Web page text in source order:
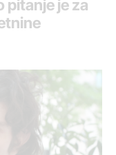
pitanje je za